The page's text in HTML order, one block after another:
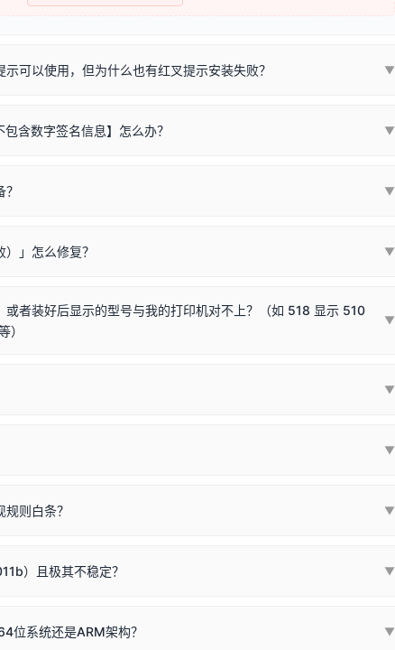
可以使用，但为什么也有红叉提示安装失败？ ▼
序在运行时会检测您的系统位数，并只安装与系统相匹配的那一部
表与您当前电脑系统相兼容的驱动已安装成功。
了任意一个绿色对勾，直接关闭窗口去打印测试即可。
含数字签名信息】怎么办？ ▼
限制，
部分新版 Windows 系统（如 Win10/Win11 最新版）已
Win10/Win11 系统不再默认兼容，而非文件安全性问题。
常使用无需长期关闭系统安全校验。）
▼
完全插紧；
在设备管理器中点击【扫描检测硬件改动】刷新硬件列表。
」怎么修复？ ▼
前置插口或外接拓展坞；
老化的线材是此问题的高发诱因。
者装好后显示的型号与我的打印机对不上？（如 518 显示 510
）
▼
品牌商在生产时，会将**外观和配置稍有不同，但内部核心芯片和打
一套通用的驱动程序**。命名时，通常会采用这个系列中的**基础款
包）：
于同系列，官方驱动名称通常显示为
系列，官方驱动名称通常显示为
▼
处于正常待机状态；
，原稿朝下放置在玻璃面板上，按下带有复印标识
障。重装驱动无法解决，建议联系售后或商家。
▼
检查并取消勾选「脱机使用打印机」
则白条？ ▼
、硒鼓寿命终结；喷墨打印机可能墨盒干涸、喷头堵塞。
）且极其不稳定？ ▼
或有线网络打印？（此连接模式最稳定）
位系统还是ARM架构？ ▼